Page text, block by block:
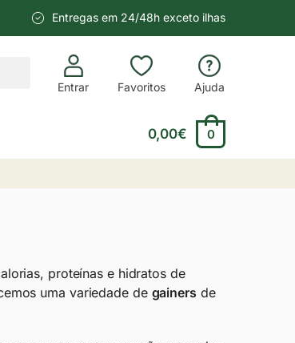
Entregas em 24/48h exceto ilhas
Entrar Favoritos Ajuda
0,00€ 0
proteínas e hidratos de
uma variedade de gainers de